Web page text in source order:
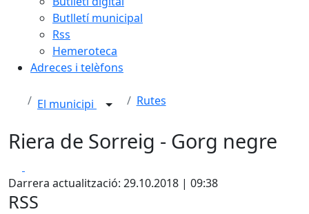
Butlletí municipal
Rss
Hemeroteca
Adreces i telèfons
El municipi Rutes
Riera de Sorreig - Gorg negre
Darrera actualització: 29.10.2018 | 09:38
RSS